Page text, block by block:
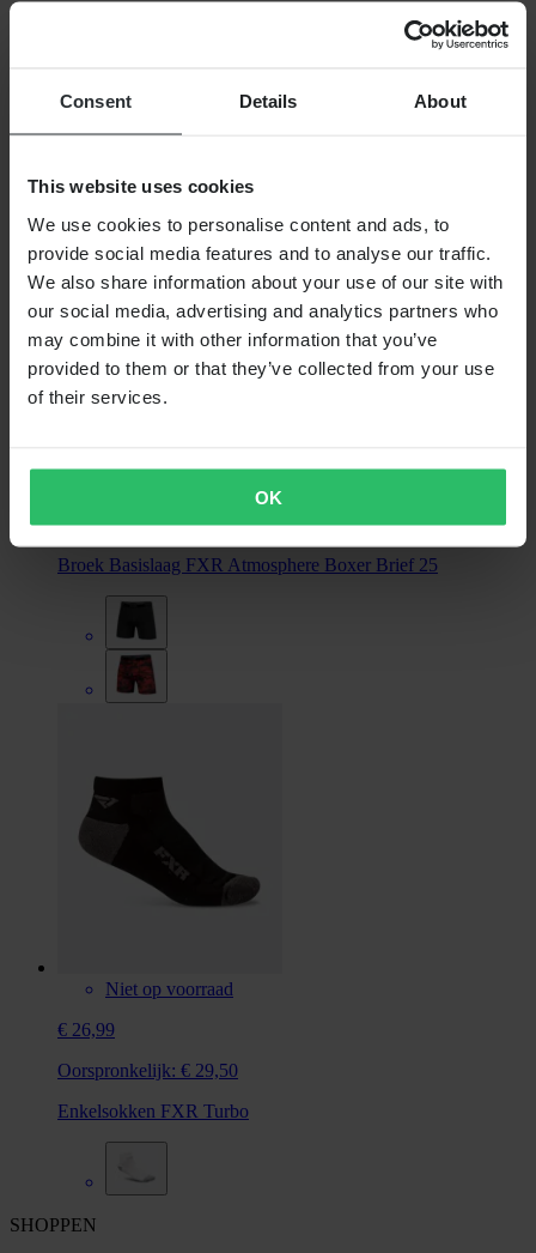
Consent Details About
This website uses cookies
We use cookies to personalise content and ads, to
provide social media features and to analyse our traffic.
We also share information about your use of our site with
our social media, advertising and analytics partners who
may combine it with other information that you’ve
provided to them or that they’ve collected from your use
of their services.
OK
Broek Basislaag FXR Atmosphere Boxer Brief 25
Oorspronkelijk: € 34,50
Broek Basislaag FXR Atmosphere Boxer Brief 25
Niet op voorraad
€ 26,99
Oorspronkelijk: € 29,50
Enkelsokken FXR Turbo
SHOPPEN